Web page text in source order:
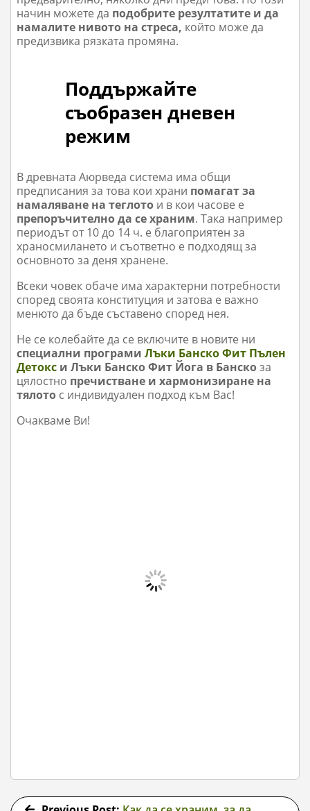
начин можете да подобрите резултатите и да
намалите нивото на стреса, който може да
предизвика рязката промяна.
Поддържайте
съобразен дневен
режим
В древната Аюрведа система има общи
предписания за това кои храни помагат за
намаляване на теглото и в кои часове е
препоръчително да се храним. Така например
периодът от 10 до 14 ч. е благоприятен за
храносмилането и съответно е подходящ за
основното за деня хранене.
Всеки човек обаче има характерни потребности
според своята конституция и затова е важно
менюто да бъде съставено според нея.
Не се колебайте да се включите в новите ни
специални програмиЛъки Банско Фит Пълен
Детокс и Лъки Банско Фит Йога в Банскоза
цялостно пречистване и хармонизиране на
тялото с индивидуален подход към Вас!
Очакваме Ви!
01-